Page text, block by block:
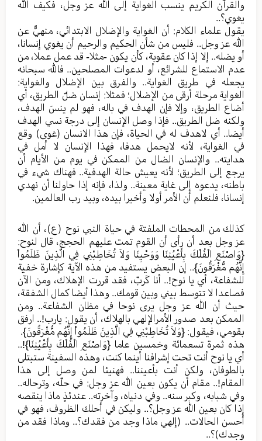
والقرآن الكريم ينسب الغواية إلى الله عز وجل، فكيف الله
يغوي؟..
يقول علماء الكلام: أن الغواية والإضلال الابتدائي، منهيٌّ عن
الله عز وجل.. فليس من شأن الحكيم والرحيم أن يغوي إنسانا،
أو يضله.. إلا إذا كان عقوبة، كأن يكون -مثلا- قد عمل عملا، من
عدم الاستماع للشرائع، أو لدعوات المصلحين.. فالله سبحانه
يجعله في طريق الغواية.. والفرق بين الإضلال والغواية:
الغواية مرحلة أرقى من الإضلال؛ فمثلا: إنسان ضلّ الطريق، أي
أضاع الطريق، وإلا فإن الهدف في باله، فهو لم ينسَ الهدف،
ولكنه ضل الطريق.. فإذا وصل الإنسان إلى درجة نسي الهدف
أيضا.. أي لاهدف له في الحياة، فإن هذا الانسان (غوى) وقع
في الغواية، لأنه لايحمل هدفا، فهذا الإنسان لا أمل في
هدايته.. والإنسان الضال من الممكن في يوم من الأيام أن
يرجع إلى الطريق؛ لأنه يعيش حالة الهدفية.. فهناك شيء في
باطنه، يدعوه إلى غاية معينة.. ولذا، فإنه إذا حاولنا أن نهدي
إنسانا، فلنعلم أن الأمر أولا وأخيرا بيده، وبيد رب العالمين.
كذلك من المحطات الملفتة في حياة النبي نوح (ع)، أن الله
عز وجل بعد أن رأى أن القوم تمت عليهم الحجج، قال لنوح:
{وَاصْنَعِ الْفُلْكَ بِأَعْيُنِنَا وَوَحْيِنَا وَلاَ تُخَاطِبْنِي فِي الَّذِينَ ظَلَمُواْ
إِنَّهُم مُّغْرَقُونَ}.. إن البعض يستفيد من هذه الآية كإشارة خفية
للشفاعة، أي يا نوح!.. أنا كَربّ، فقد قررت الإهلاك، ومن الآن
فصاعدا لا تتوسط بيني وبين قومك.. وهذا أيضا كمال الشفقة،
حيث أن الله عز وجل يرى نوحا في مظان الشفاعة.. ومن
الممكن بعد صدور الأمرالإلهي بالهلاك، أن يقول: يارب!.. ارفق
بقومي، فيقول: {وَلاَ تُخَاطِبْنِي فِي الَّذِينَ ظَلَمُواْ إِنَّهُم مُّغْرَقُونَ}.
هذه ثمرة تسعمائة وخمسين عاما {وَاصْنَعِ الْفُلْكَ بِأَعْيُنِنَا}!..
أي يا نوح أنت تحت إشرافنا أينما كنت، وهذه السفينة ستبتلى
بالطوفان، ولكن أنت بأعيننا.. فهنيئا لمن وصل إلى هذا
المقام!.. مقام أن يكون بعين الله عز وجل: في حلّه، وترحاله..
وفي شبابه، وكبر سنه.. وفي دنياه، وآخرته.. عندئذٍ ماذا ينقصه
إذا كان بعين الله عز وجل؟.. وليكن في أحلك الظروف، فهو في
أحسن الحالات.. (إلهي ماذا وجد من فقدك؟.. وماذا فقد من
وجدك)؟..